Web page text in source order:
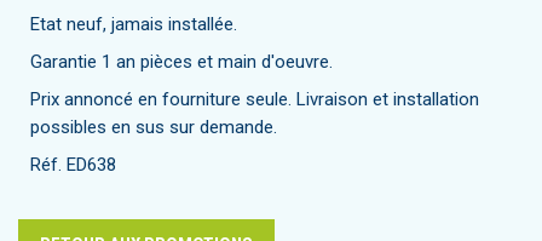
Etat neuf, jamais installée.
Garantie 1 an pièces et main d'oeuvre.
Prix annoncé en fourniture seule. Livraison et installation
possibles en sus sur demande.
Réf. ED638